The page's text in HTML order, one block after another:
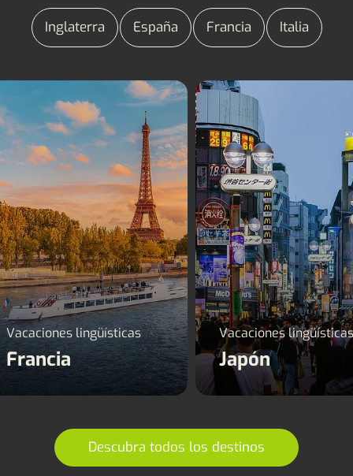
Inglaterra España Francia Italia
Vacaciones lingüísticas
Francia
Vacaciones lingüísticas
Francia
Vacaciones lingüísticas
Japón
Vacaciones
Descubra todos los destinos